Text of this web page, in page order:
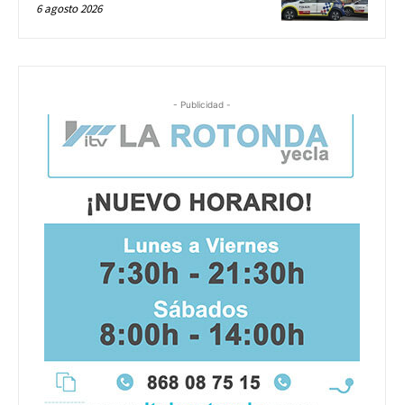
6 agosto 2026
- Publicidad -